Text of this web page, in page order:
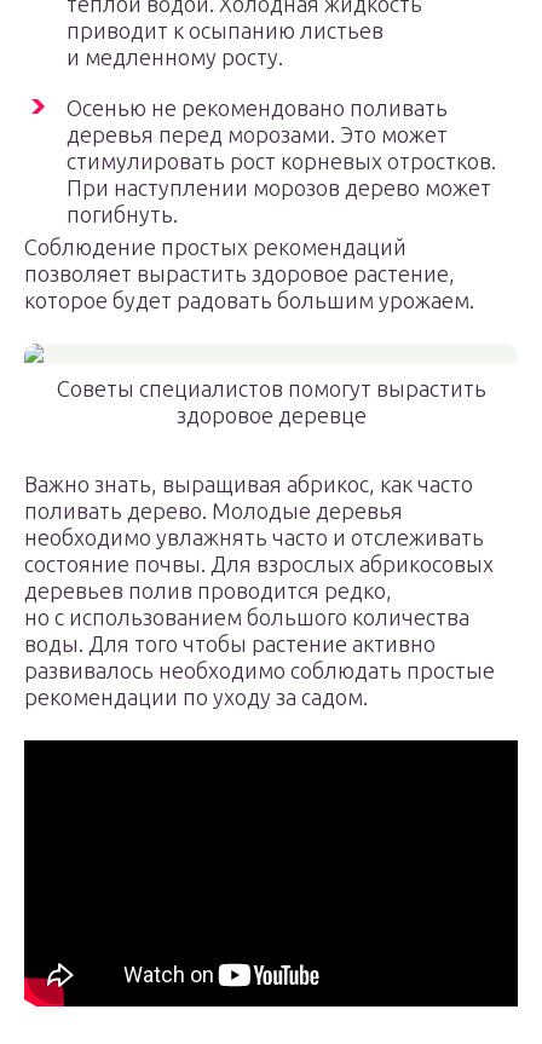
приводит к осыпанию листьев
и медленному росту.
Осенью не рекомендовано поливать
деревья перед морозами. Это может
стимулировать рост корневых отростков.
При наступлении морозов дерево может
погибнуть.
Соблюдение простых рекомендаций
позволяет вырастить здоровое растение,
которое будет радовать большим урожаем.
Советы специалистов помогут вырастить
здоровое деревце
Важно знать, выращивая абрикос, как часто
поливать дерево. Молодые деревья
необходимо увлажнять часто и отслеживать
состояние почвы. Для взрослых абрикосовых
деревьев полив проводится редко,
но с использованием большого количества
воды. Для того чтобы растение активно
развивалось необходимо соблюдать простые
рекомендации по уходу за садом.